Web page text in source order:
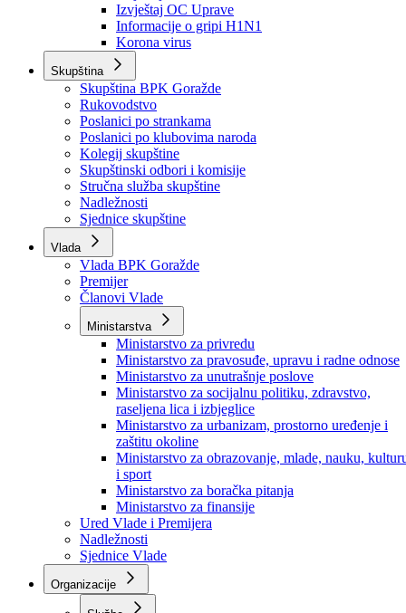
Obavještenja Vlade
Izvještajno prognozna služba Ministarstva privrede
Izvještaj o radu
Izvještaj OC Uprave
Informacije o gripi H1N1
Korona virus
Skupština
Skupština BPK Goražde
Rukovodstvo
Poslanici po strankama
Poslanici po klubovima naroda
Kolegij skupštine
Skupštinski odbori i komisije
Stručna služba skupštine
Nadležnosti
Sjednice skupštine
Vlada
Vlada BPK Goražde
Premijer
Članovi Vlade
Ministarstva
Ministarstvo za privredu
Ministarstvo za pravosuđe, upravu i radne odnose
Ministarstvo za unutrašnje poslove
Ministarstvo za socijalnu politiku, zdravstvo,
raseljena lica i izbjeglice
Ministarstvo za urbanizam, prostorno uređenje i
zaštitu okoline
Ministarstvo za obrazovanje, mlade, nauku,
i sport
Ministarstvo za boračka pitanja
Ministarstvo za finansije
Ured Vlade i Premijera
Nadležnosti
Sjednice Vlade